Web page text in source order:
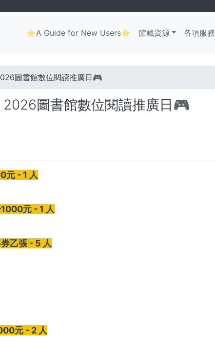
Main
navigation
⭐A Guide for New Users⭐ 館藏資源 各項服務
圖書館數位閱讀推廣日🎮
圖書館數位閱讀推廣日🎮
元 - 1 人
1000元 - 1 人
乙張 - 5 人
元 - 2 人